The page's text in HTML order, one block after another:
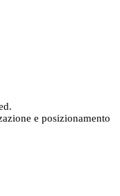
e posizionamento